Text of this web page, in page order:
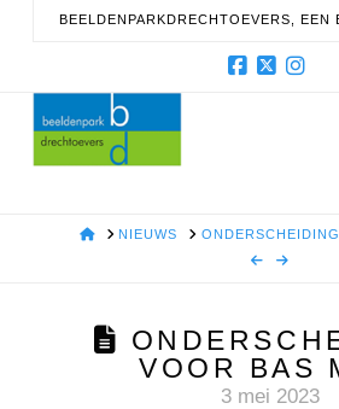
BEELDENPARKDRECHTOEVERS, EEN
HOMENIEUWS
VOOR BAS
3 mei 2023